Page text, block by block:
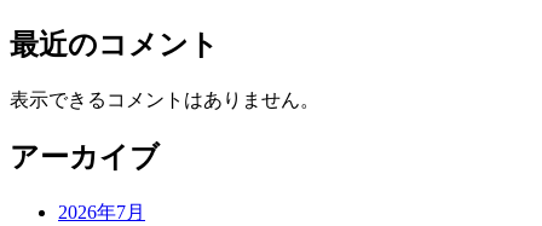
最近のコメント
表示できるコメントはありません。
アーカイブ
2026年7月